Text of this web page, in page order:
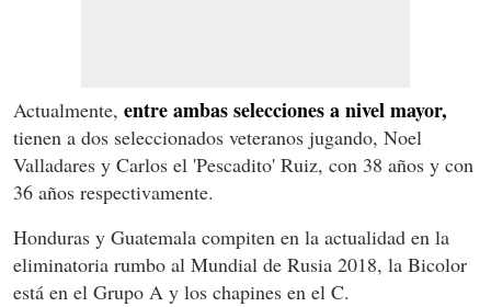
Actualmente, entre ambas selecciones a nivel mayor,
tienen a dos seleccionados veteranos jugando, Noel
Valladares y Carlos el 'Pescadito' Ruiz, con 38 años y con
36 años respectivamente.
Honduras y Guatemala compiten en la actualidad en la
eliminatoria rumbo al Mundial de Rusia 2018, la Bicolor
está en el Grupo A y los chapines en el C.